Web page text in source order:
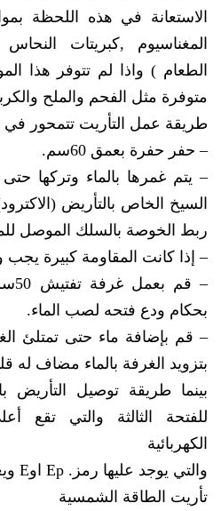
الاستعانة في هذه اللحظة
المغناسيوم ,كبريتات
الطعام ) واذا لم تتوفر هذا
متوفرة مثل الفحم والملح
طريقة عمل التأريت تتمحور في
– حفر حفرة بعمق 60سم.
– يتم غمرها بالماء وتركها
ربط الخوصة بالسلك الموصل
– إذا كانت المقاومة كبيرة
بحكام ودع فتحه لصب الماء.
– قم بإضافة ماء حتى تمتلئ
بتزويد الغرفة بالماء مضاف له
بينما طريقة توصيل التأريض
للفتحة الثالثة والتي تقع
الكهربائية
والتي يوجد عليها رمز. Ep اوE ويعني جرند (تاريت).
تأريت الطاقة الشمسية